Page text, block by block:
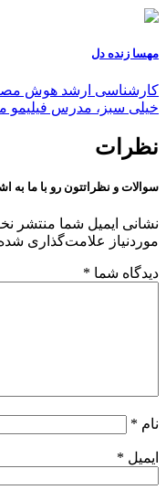
مهسا زنده دل
کارشناسی ارشد هوش
خیلی سبز، مدرس فیلیمو
نظرات
سوالات و نظراتتون رو با ما به
نشانی ایمیل شما منتشر
موردنیاز علامت‌گذاری
دیدگاه شما *
نام *
ایمیل *